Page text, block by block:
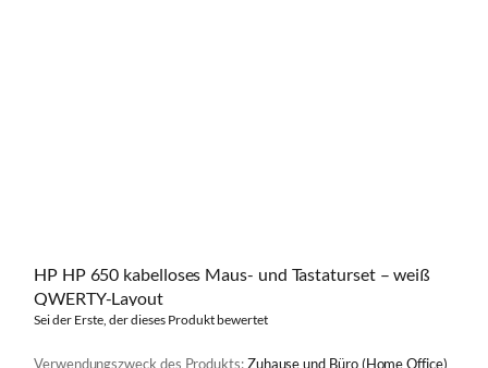
HP HP 650 kabelloses Maus- und Tastaturset – weiß
QWERTY-Layout
Sei der Erste, der dieses Produkt bewertet
Verwendungszweck des Produkts:Zuhause und Büro (Home Office)